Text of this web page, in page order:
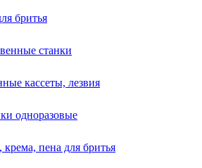
бритья
станки
кассеты, лезвия
одноразовые
крема, пена для бритья